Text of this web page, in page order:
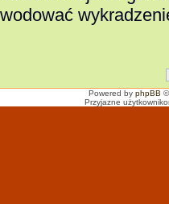
Powered by phpBB
Przyjazne